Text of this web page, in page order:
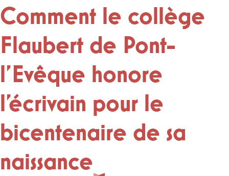
Comment le collège
Flaubert de Pont-
l'Evêque honore
l'écrivain pour le
bicentenaire de sa
naissance